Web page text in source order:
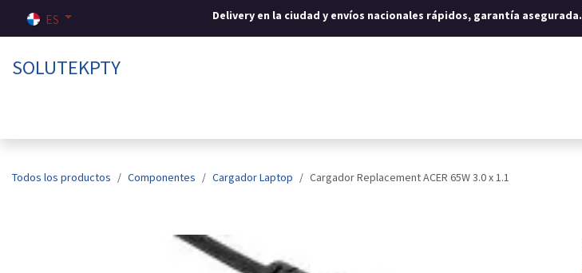
ES Delivery en la ciudad y envíos nacionales rápidos, garantía asegurada.
SOLUTEKPTY
Todos los productos Componentes Cargador Laptop Cargador Replacement ACER 65W 3.0 x 1.1